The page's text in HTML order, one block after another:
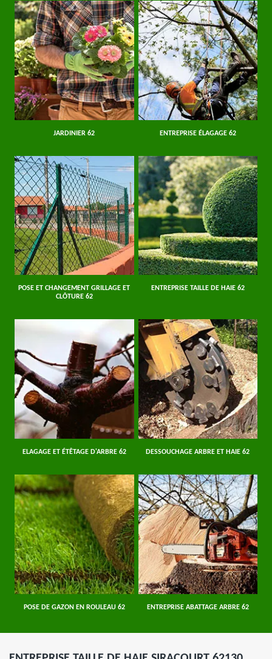
JARDINIER 62 ENTREPRISE ÉLAGAGE 62
POSE ET CHANGEMENT GRILLAGE ET
CLÔTURE 62
ENTREPRISE TAILLE DE HAIE 62
ELAGAGE ET ÉTÊTAGE D'ARBRE 62 DESSOUCHAGE ARBRE ET HAIE 62
POSE DE GAZON EN ROULEAU 62 ENTREPRISE ABATTAGE ARBRE 62